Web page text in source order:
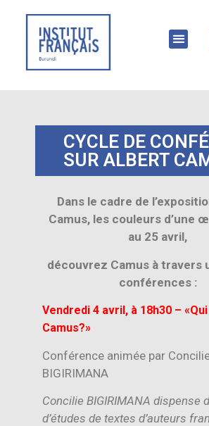
CYCLE DE
SUR ALBERT
Dans le cadre de
Camus, les couleurs d’une
au 25 avril,
découvrez Camus à travers
conférences :
Vendredi 4 avril, à 18h30 –
Camus?»
Conférence animée par
BIGIRIMANA
Concilie BIGIRIMANA dispense
d’études de textes d’auteurs